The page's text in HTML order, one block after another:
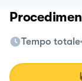
Tempo totale